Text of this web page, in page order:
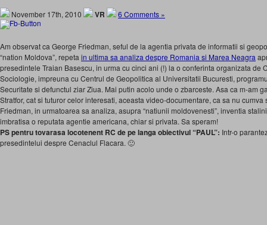
November 17th, 2010 VR 6 Comments »
Am observat ca George Friedman, seful de la agentia privata de informatii si
“nation Moldova”, repeta in ultima sa analiza despre Romania si Marea Neagra
presedintele Traian Basescu, in urma cu cinci ani (!) la o conferinta organizata de
Sociologie, impreuna cu Centrul de Geopolitica al Universitatii Bucuresti,
Securitate si defunctul ziar Ziua. Mai putin acolo unde o zbarceste. Asa ca m-am
Stratfor, cat si tuturor celor interesati, aceasta video-documentare, ca sa nu
Friedman, in urmatoarea sa analiza, asupra “natiunii moldovenesti”, inventia
imbratisa o reputata agentie americana, chiar si privata. Sa speram!
PS pentru tovarasa locotenent RC de pe langa obiectivul “PAUL”: Intr-o
presedintelui despre Cenaclul Flacara. 🙂